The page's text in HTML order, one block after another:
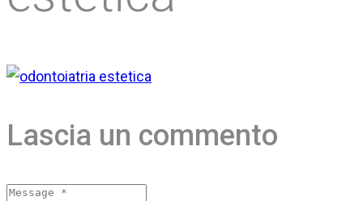
Lascia un commento